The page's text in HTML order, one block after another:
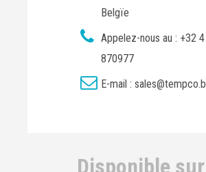
Belgïe
Appelez-nous au : +32
870977
E-mail :
Disponible